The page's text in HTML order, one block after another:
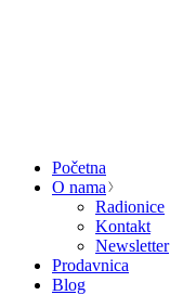
Početna
O nama
Radionice
Kontakt
Newsletter
Prodavnica
Blog